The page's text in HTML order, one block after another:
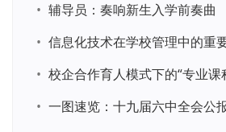
• 辅导员：奏响新生入学前奏曲
•
•
• 一图速览：十九届六中全会公